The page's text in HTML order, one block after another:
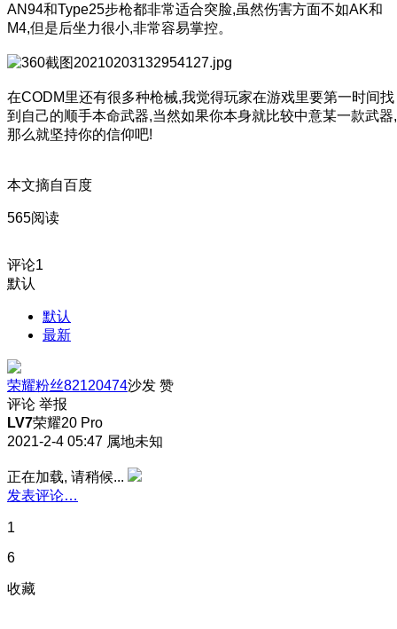
AN94和Type25步枪都非常适合突脸,虽然伤害方面不如AK和
M4,但是后坐力很小,非常容易掌控。
在CODM里还有很多种枪械,我觉得玩家在游戏里要第一时间找
到自己的顺手本命武器,当然如果你本身就比较中意某一款武器,
那么就坚持你的信仰吧!
本文摘自百度
565阅读
评论1
默认
默认
最新
荣耀粉丝82120474沙发 赞
评论 举报
LV7荣耀20 Pro
2021-2-4 05:47 属地未知
正在加载, 请稍候...
发表评论…
1
6
收藏